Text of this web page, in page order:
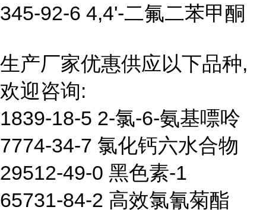
345-92-6 4,4'-二氟二苯甲酮
生产厂家优惠供应以下品种,
欢迎咨询:
1839-18-5 2-氯-6-氨基嘌呤
7774-34-7 氯化钙六水合物
29512-49-0 黑色素-1
65731-84-2 高效氯氰菊酯